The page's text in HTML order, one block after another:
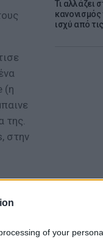
of your
Τι αλλάζει
κανονισμός
ισχύ από
(η
της.
στην